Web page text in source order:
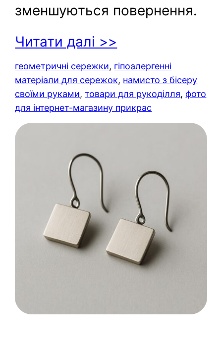
зменшуються повернення.
Читати далі >>
геометричні сережки, гіпоалергенні
матеріали для сережок, намисто з бісеру
своїми руками, товари для рукоділля, фото
для інтернет-магазину прикрас